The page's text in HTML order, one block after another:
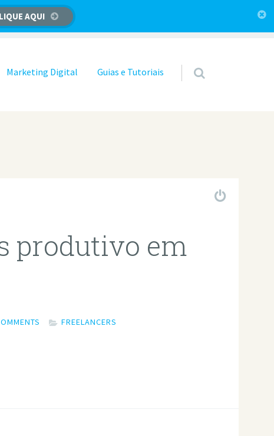
AQUI
Marketing Digital Guias e Tutoriais
produtivo em
FREELANCERS